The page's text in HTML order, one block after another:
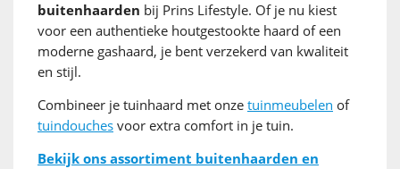
buitenhaarden bij Prins Lifestyle. Of je nu kiest
voor een authentieke houtgestookte haard of een
moderne gashaard, je bent verzekerd van kwaliteit
en stijl.
Combineer je tuinhaard met onze tuinmeubelen of
tuindouches voor extra comfort in je tuin.
Bekijk ons assortiment buitenhaarden en